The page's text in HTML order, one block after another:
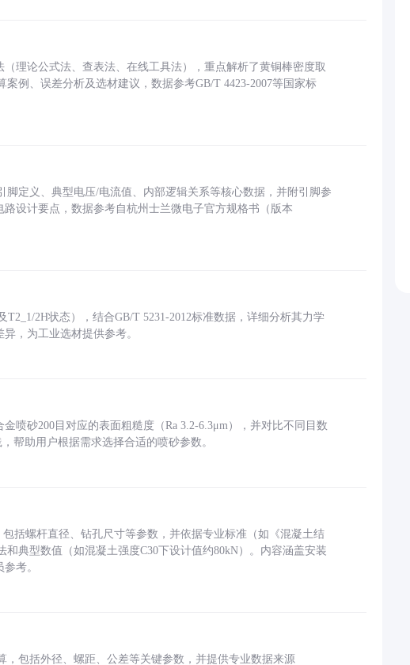
理论公式法、查表法、在线工具法），重点解析了黄铜棒密度取
案例、误差分析及选材建议，数据参考GB/T 4423-2007等国家标
脚定义、典型电压/电流值、内部逻辑关系等核心数据，并附引脚参
设计要点，数据参考自杭州士兰微电子官方规格书（版本
2H状态），结合GB/T 5231-2012标准数据，详细分析其力学
，为工业选材提供参考。
喷砂200目对应的表面粗糙度（Ra 3.2-6.3μm），并对比不同目数
帮助用户根据需求选择合适的喷砂参数。
括螺杆直径、钻孔尺寸等参数，并依据专业标准（如《混凝土结
典型数值（如混凝土强度C30下设计值约80kN）。内容涵盖安装
考。
，包括外径、螺距、公差等关键参数，并提供专业数据来源